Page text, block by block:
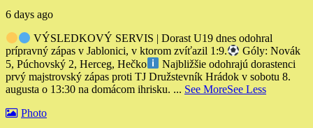
6 days ago
VÝSLEDKOVÝ SERVIS | Dorast U19 dnes odohral
prípravný zápas v Jablonici, v ktorom zvíťazil 1:9.
Góly: Novák
5, Púchovský 2, Herceg, Hečko
Najbližšie odohrajú dorastenci
prvý majstrovský zápas proti TJ Družstevník Hrádok v sobotu 8.
augusta o 13:30 na domácom ihrisku. ... See MoreSee Less
Photo